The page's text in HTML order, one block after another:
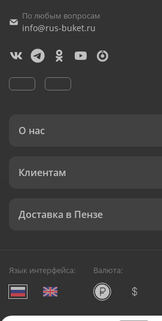
По любым вопросам
info@rus-buket.ru
О нас
Клиентам
Доставка в Пензе
Язык интерфейса: Валюта: